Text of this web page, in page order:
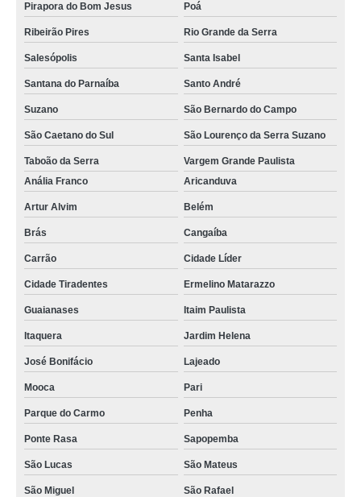
troca de tela iphone valores Lapa
serviço de troca tela samsung Vila Sônia
troca de tela xiaomi valores Cidade Tiradentes
troca tela samsung valores Chácara Flora
qual o preço de troca tela celular Moema Índios
troca de tela iphone valores Rio Pequeno
qual o preço de troca de tela xiaomi Jandira
troca tela samsung Brasilândia
troca de tela de celular valores Poá
troca tela samsung valores Jardim Ângela
qual o preço de troca tela samsung Aricanduva
troca telas samsung Ribeirão Pires
qual o preço de troca de tela samsung Ferraz de Vasconcelos
troca de telas iphone Zona Norte
qual o preço de troca de tela Cajamar
serviço de troca de tela celular Vila Andrade
troca de tela motorola valores São Caetano do Sul
troca de tela Ferraz de Vasconcelos
Pirapora do Bom Jesus Poá
Ribeirão Pires Rio Grande da Serra
Salesópolis Santa Isabel
Santana do Parnaíba Santo André
Suzano São Bernardo do Campo
São Caetano do Sul São Lourenço da Serra Suzano
Taboão da Serra
Vargem Grande Paulista
Anália Franco
Aricanduva
Artur Alvim Belém
Brás Cangaíba
Carrão Cidade Líder
Cidade Tiradentes Ermelino Matarazzo
Guaianases Itaim Paulista
Itaquera Jardim Helena
José Bonifácio Lajeado
Mooca Pari
Parque do Carmo Penha
Ponte Rasa Sapopemba
São Lucas São Mateus
São Miguel São Rafael